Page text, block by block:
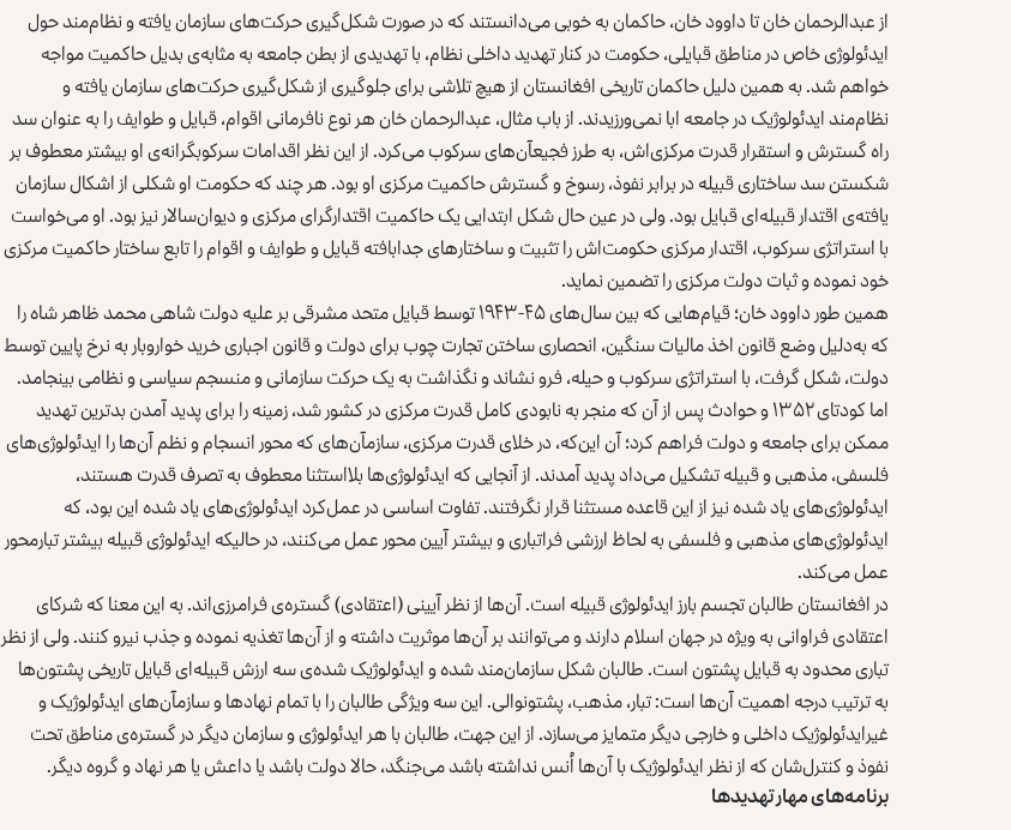
از عبدالرحمان خان تا داوود خان، حاکمان به خوبی می‌دانستند که در صورت شکل‌گیری حرکت‌های سازمان یافته و نظام‌مند حول
ایدئولوژی خاص در مناطق قبایلی، حکومت در کنار تهدید داخلی نظام، با تهدیدی از بطن جامعه به مثابه‌ی بدیل حاکمیت مواجه
خواهم شد. به همین دلیل حاکمان تاریخی افغانستان از هیچ تلاشی برای جلوگیری از شکل‌گیری حرکت‌های سازمان یافته و
نظام‌مند ایدئولوژیک در جامعه ابا نمی‌ورزیدند. از باب مثال، عبدالرحمان خان هر نوع نافرمانی اقوام، قبایل و طوایف را به عنوان سد
راه گسترش و استقرار قدرت مرکزی‌اش، به طرز فجیعآن‌های سرکوب می‌کرد. از این نظر اقدامات سرکوبگرانه‌ی او بیشتر معطوف بر
شکستن سد ساختاری قبیله در برابر نفوذ، رسوخ و گسترش حاکمیت مرکزی او بود. هر چند که حکومت او شکلی از اشکال سازمان
یافته‌ی اقتدار قبیله‌ای قبایل بود. ولی در عین حال شکل ابتدایی‌ یک حاکمیت اقتدارگرای مرکزی و دیوان‌سالار نیز بود. او می‌خواست
با استراتژی سرکوب، اقتدار مرکزی حکومت‌اش را تثبیت و ساختارهای جدابافته قبایل و طوایف و اقوام را تابع ساختار حاکمیت مرکزی
خود نموده و ثبات دولت مرکزی را تضمین نماید.
همین طور داوود خان؛ قیام‌هایی که بین سال‌های ۴۵-۱۹۴۳ توسط قبایل متحد مشرقی بر علیه دولت شاهی محمد ظاهر شاه را
که به‌دلیل وضع قانون اخذ مالیات سنگین، انحصاری ساختن تجارت چوب برای دولت و قانون اجباری خرید خواروبار به نرخ پایین توسط
دولت، شکل گرفت، با استراتژی سرکوب و حیله، فرو نشاند و نگذاشت به یک حرکت سازمانی و منسجم سیاسی و نظامی بینجامد.
اما کودتای ۱۳۵۲ و حوادث پس از آن که منجر به نابودی کامل قدرت مرکزی در کشور شد، زمینه را برای پدید آمدن بدترین تهدید
ممکن برای جامعه و دولت فراهم کرد؛ آن این‌که، در خلای قدرت مرکزی، سازمآن‌های که محور انسجام و نظم آن‌ها را ایدئولوژی‌های
فلسفی، مذهبی و قبیله تشکیل می‌داد پدید آمدند. از آنجایی که ایدئولوژی‌ها بلااستثنا معطوف به تصرف قدرت هستند،
ایدئولوژی‌های یاد شده نیز از این قاعده مستثنا قرار نگرفتند. تفاوت اساسی در عمل‌کرد ایدئولوژی‌های یاد شده این بود، که
ایدئولوژی‌های مذهبی و فلسفی به لحاظ ارزشی فراتباری و بیشتر آیین محور عمل می‌کنند، در حالیکه ایدئولوژی قبیله بیشتر تبارمحور
عمل می‌کند.
در افغانستان طالبان تجسم بارز ایدئولوژی قبیله است. آن‌ها از نظر آیینی (اعتقادی) گستره‌ی فرامرزی‌اند. به این معنا که شرکای
اعتقادی فراوانی به ویژه در جهان اسلام دارند و می‌توانند بر آن‌ها موثریت داشته و از آن‌ها تغذیه نموده و جذب نیرو کنند. ولی از نظر
تباری محدود به قبایل پشتون است. طالبان شکل سازمان‌مند شده و ایدئولوژیک شده‌ی سه ارزش قبیله‌ای قبایل تاریخی پشتون‌ها
به ترتیب درجه اهمیت آن‌ها است: تبار، مذهب، پشتونوالی. این سه ویژگی طالبان را با تمام نهادها و سازمآن‌های ایدئولوژیک و
غیرایدئولوژیک داخلی و خارجی دیگر متمایز می‌سازد. از این جهت، طالبان با هر ایدئولوژی و سازمان دیگر در گستره‌ی مناطق تحت
نفوذ و کنترل‌شان که از نظر ایدئولوژیک با آن‌ها اُنس نداشته باشد می‌جنگد، حالا دولت باشد یا داعش یا هر نهاد و گروه دیگر.
برنامه‌های مهار تهدیدها